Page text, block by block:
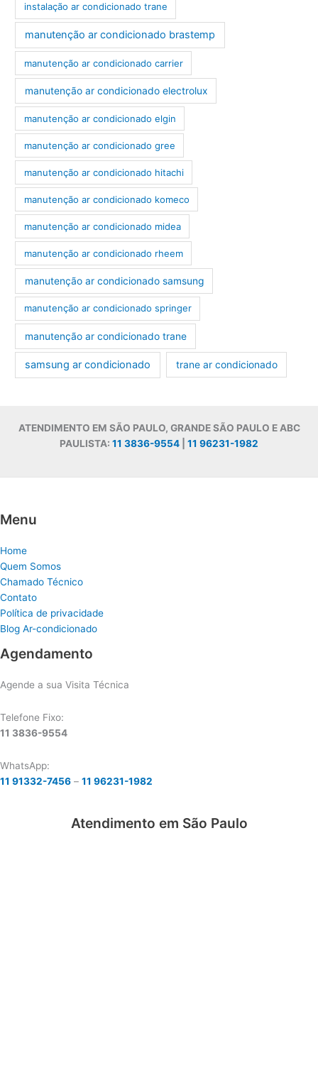
instalação ar condicionado trane
manutenção ar condicionado brastemp
manutenção ar condicionado carrier
manutenção ar condicionado electrolux
manutenção ar condicionado elgin
manutenção ar condicionado gree
manutenção ar condicionado hitachi
manutenção ar condicionado komeco
manutenção ar condicionado midea
manutenção ar condicionado rheem
manutenção ar condicionado samsung
manutenção ar condicionado springer
manutenção ar condicionado trane
samsung ar condicionado trane ar condicionado
ATENDIMENTO EM SÃO PAULO, GRANDE SÃO PAULO E ABC
PAULISTA: 11 3836-9554 11 96231-1982
Menu
Home
Quem Somos
Chamado Técnico
Contato
Política de privacidade
Blog Ar-condicionado
Agendamento
Agende a sua Visita Técnica
Telefone Fixo:
11 3836-9554
WhatsApp:
11 91332-7456 – 11 96231-1982
Atendimento em São Paulo